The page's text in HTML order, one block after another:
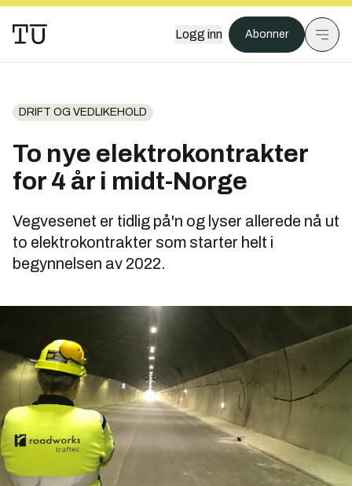
Logg inn Abonner
DRIFT OG VEDLIKEHOLD
To nye elektrokontrakter
for 4 år i midt-Norge
Vegvesenet er tidlig på'n og lyser allerede nå ut
to elektrokontrakter som starter helt i
begynnelsen av 2022.